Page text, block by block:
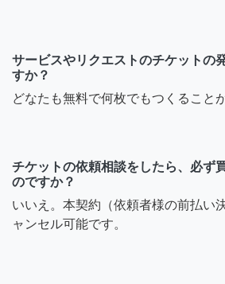
サービスやリクエストのチケットの
すか？
どなたも無料で何枚でもつくること
チケットの依頼相談をしたら、必ず
のですか？
いいえ。本契約（依頼者様の前払い
ャンセル可能です。